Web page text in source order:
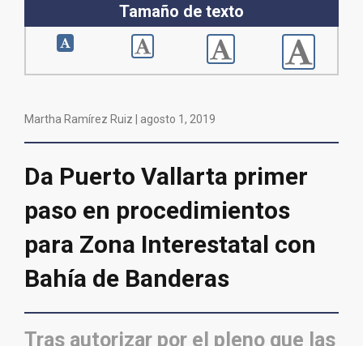
Tamaño de texto
Martha Ramírez Ruiz | agosto 1, 2019
Da Puerto Vallarta primer
paso en procedimientos
para Zona Interestatal con
Bahía de Banderas
Tras autorizar por el pleno que las